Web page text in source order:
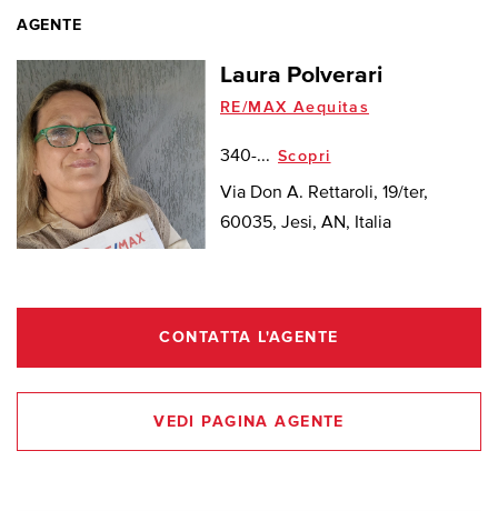
AGENTE
Laura Polverari
RE/MAX Aequitas
340-... Scopri
Via Don A. Rettaroli, 19/ter,
60035, Jesi, AN, Italia
CONTATTA L'AGENTE
VEDI PAGINA AGENTE